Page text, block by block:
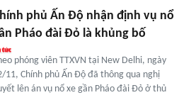
phủ Ấn Độ nhận định vụ nổ
Pháo đài Đỏ là khủng bố
phóng viên TTXVN tại New Delhi, ngày
11, Chính phủ Ấn Độ đã thông qua nghị
lên án vụ nổ xe gần Pháo đài Đỏ ở thủ